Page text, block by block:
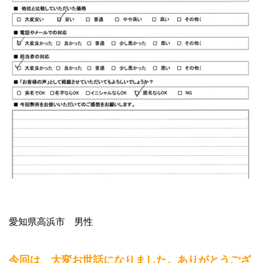
愛知県高浜市 男性
今回は、大変お世話になりました。ありがとうござ